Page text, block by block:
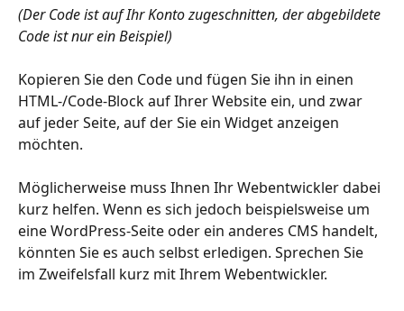
(Der Code ist auf Ihr Konto zugeschnitten, der abgebildete
Code ist nur ein Beispiel)
Kopieren Sie den Code und fügen Sie ihn in einen
HTML-/Code-Block auf Ihrer Website ein, und zwar
auf jeder Seite, auf der Sie ein Widget anzeigen
möchten.
Möglicherweise muss Ihnen Ihr Webentwickler dabei
kurz helfen. Wenn es sich jedoch beispielsweise um
eine WordPress-Seite oder ein anderes CMS handelt,
könnten Sie es auch selbst erledigen. Sprechen Sie
im Zweifelsfall kurz mit Ihrem Webentwickler.